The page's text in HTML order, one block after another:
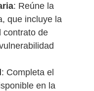
: Reúne la
que incluye la
contrato de
: Completa el
en la